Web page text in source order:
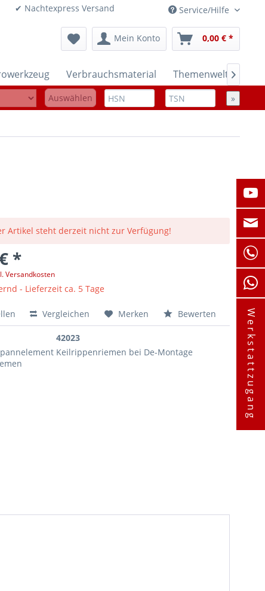
✔ Nachtexpress Versand Service/Hilfe
Mein Konto 0,00 € *
Verbrauchsmaterial Themenwelten

Auswählen »
Artikel steht derzeit nicht zur Verfügung!
*
Versandkosten
- Lieferzeit ca. 5 Tage
Vergleichen Merken Bewerten
42023
Keilrippenriemen bei De-Montage
Werkstattzugang